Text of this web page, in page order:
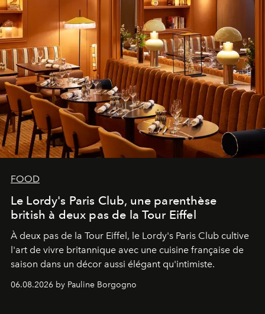
FOOD
Le Lordy's Paris Club, une parenthèse
british à deux pas de la Tour Eiffel
À deux pas de la Tour Eiffel, le Lordy's Paris Club cultive
l'art de vivre britannique avec une cuisine française de
saison dans un décor aussi élégant qu'intimiste.
06.08.2026 by Pauline Borgogno